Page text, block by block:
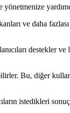
ve daha
destekler ve
Bu, diğer
istedikleri